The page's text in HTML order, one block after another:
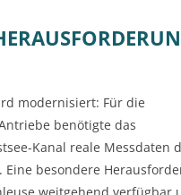
modernisiert: Für die
benötigte das
Kanal reale Messdaten
besondere